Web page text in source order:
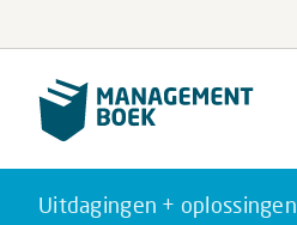
Uitdagingen + oplossingen